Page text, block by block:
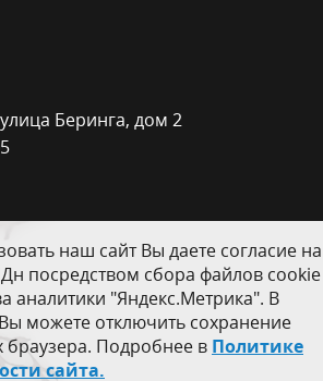
Беринга, дом 2
наш сайт Вы даете согласие на
посредством сбора файлов cookie
аналитики "Яндекс.Метрика". В
можете отключить сохранение
браузера. Подробнее в Политике
сайта.